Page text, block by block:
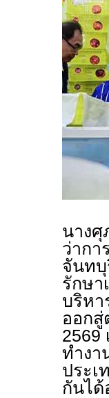
นางศุ
ว่ากา
จันทบุ
รักษา
บริหา
ออก
2569
ทำงา
ประเ
กันได้